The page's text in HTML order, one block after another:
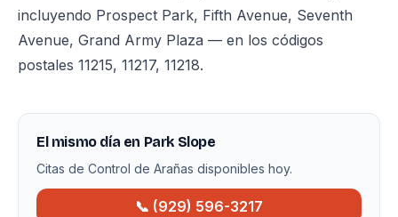
incluyendo Prospect Park, Fifth Avenue, Seventh
Avenue, Grand Army Plaza — en los códigos
postales 11215, 11217, 11218.
El mismo día en Park Slope
Citas de Control de Arañas disponibles hoy.
📞 (929) 596-3217